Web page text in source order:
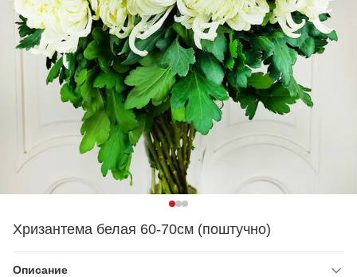
Хризантема белая 60-70см (поштучно)
Описание